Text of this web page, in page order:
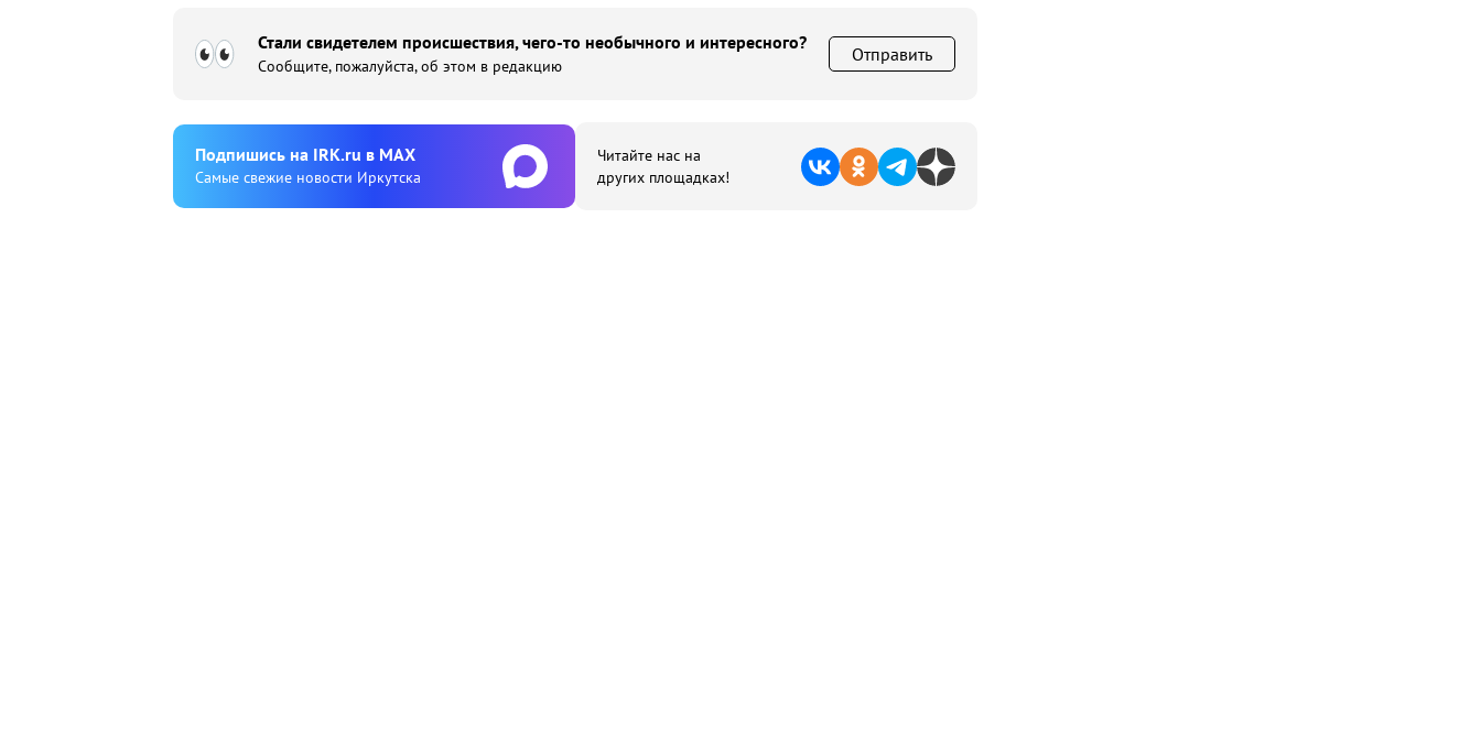
Стали свидетелем происшествия, чего-то необычного и интересного?
Сообщите, пожалуйста, об этом в редакцию
Отправить
Подпишиcь на IRK.ru в MAX
Cамые свежие новости Иркутска
Читайте нас на
других площадках!